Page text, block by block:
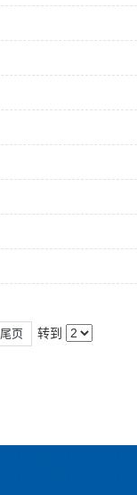
尾页 转到